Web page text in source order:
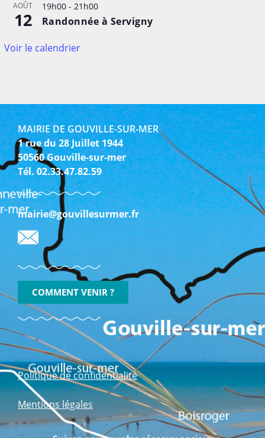
AOÛT
12
19h00- 21h00
Randonnée à Servigny
Voir le calendrier
MAIRIE DE GOUVILLE-SUR-MER
1 rue du 28 Juillet 1944
50560 Gouville-sur-mer
Tél. 02.33.47.82.59
mairie@gouvillesurmer.fr
COMMENT VENIR ?
Politique de confidentialité
Mentions légales